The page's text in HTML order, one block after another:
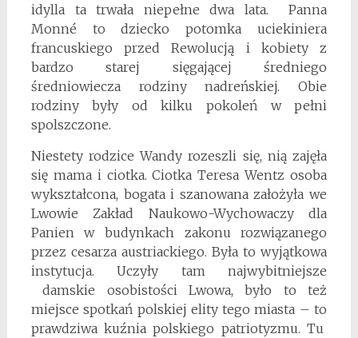
idylla ta trwała niepełne dwa lata. Panna
Monné to dziecko potomka uciekiniera
francuskiego przed Rewolucją i kobiety z
bardzo starej sięgającej średniego
średniowiecza rodziny nadreńskiej. Obie
rodziny były od kilku pokoleń w pełni
spolszczone.
Niestety rodzice Wandy rozeszli się, nią zajęła
się mama i ciotka. Ciotka Teresa Wentz osoba
wykształcona, bogata i szanowana założyła we
Lwowie Zakład Naukowo-Wychowaczy dla
Panien w budynkach zakonu rozwiązanego
przez cesarza austriackiego. Była to wyjątkowa
instytucja. Uczyły tam najwybitniejsze
damskie osobistości Lwowa, było to też
miejsce spotkań polskiej elity tego miasta – to
prawdziwa kuźnia polskiego patriotyzmu. Tu